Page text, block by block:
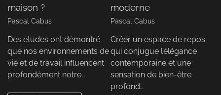
maison ?
Pascal Cabus
Des études ont démontré
que nos environnements de
vie et de travail influencent
profondément notre…
moderne
Pascal Cabus
Créer un espace de repos
qui conjugue l’élégance
contemporaine et une
sensation de bien-être
profond…